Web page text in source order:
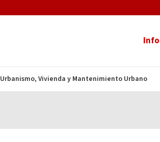
Urbanismo, Vivienda y Mantenimiento Urbano